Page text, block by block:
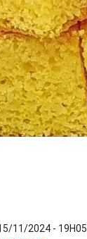
11/2024 - 19H05